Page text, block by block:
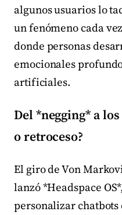
algunos usuarios lo
un fenómeno cada
donde personas
emocionales
artificiales.
Del *negging* a
o retroceso?
El giro de Von
lanzó *Headspace
personalizar